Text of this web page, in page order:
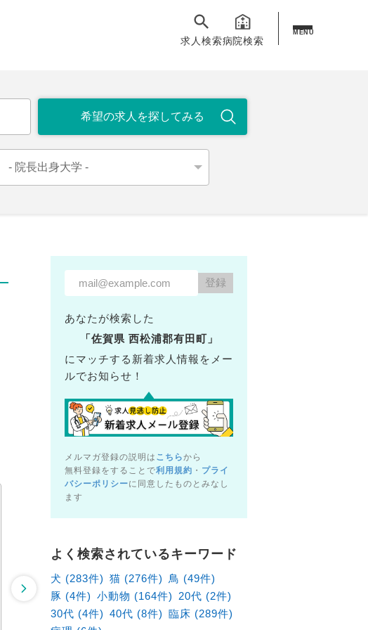
求人検索病院検索
MENU
アルバイト・パート獣医師求人！【予防医療特化型動物病院】
診療所
時給：1,500円 〜
各種予防接種、予防薬投薬・処方、しつけ相談、健康診断、簡易治
あなたが検索した
「佐賀県 西松浦郡有田町」
にマッチする新着求人情報をメー
ルでお知らせ！
メルマガ登録の説明は こちらから
無料登録をすることで利用規約 ・ プライ
バシーポリシーに同意したものとみなし
ます
よく検索されているキーワード
犬 (283件) 猫 (276件)
鳥 (49件)
豚 (4件) 小動物 (164件)
20代 (2件)
30代 (4件) 40代 (8件) 臨床 (289件)